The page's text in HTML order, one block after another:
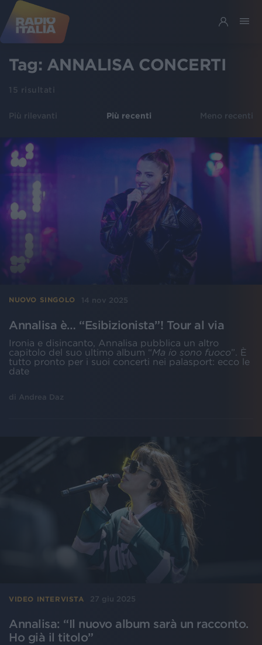
Tag: ANNALISA CONCERTI
15 risultati
Più rilevanti Più recenti Meno recenti
NUOVO SINGOLO 14 nov 2025
Annalisa è… “Esibizionista”! Tour al via
Ironia e disincanto, Annalisa pubblica un altro
capitolo del suo ultimo album “Ma io sono fuoco”. È
tutto pronto per i suoi concerti nei palasport: ecco le
date
di Andrea Daz
VIDEO INTERVISTA 27 giu 2025
Annalisa: “Il nuovo album sarà un racconto.
Ho già il titolo”